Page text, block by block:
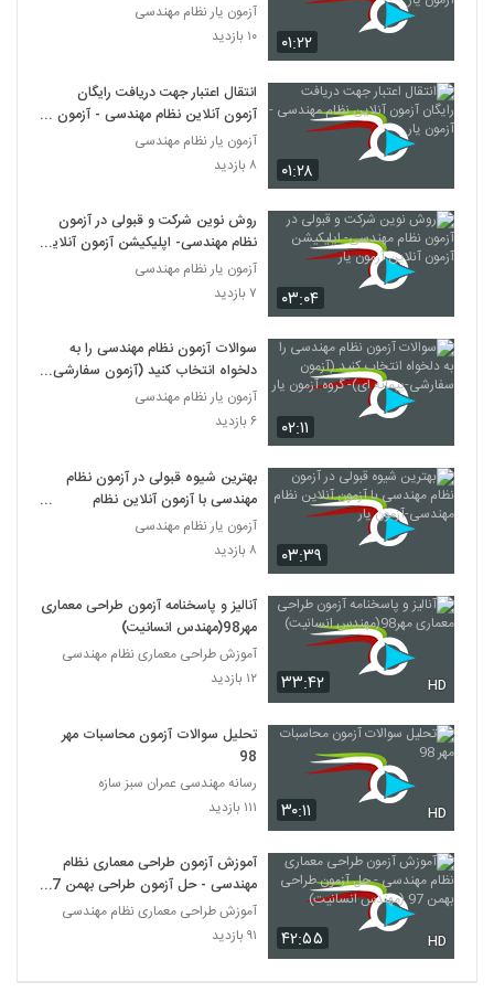
۰۱:۲۲
آزمون یار نظام مهندسی
۱۰ بازدید
۰۱:۲۸
انتقال اعتبار جهت دریافت رایگان
آزمون آنلاین نظام مهندسی - آزمون
یار
آزمون یار نظام مهندسی
۸ بازدید
۰۳:۰۴
روش نوین شرکت و قبولی در آزمون
نظام مهندسی- اپلیکیشن آزمون آنلاین
آزمون یار
آزمون یار نظام مهندسی
۷ بازدید
۰۲:۱۱
سوالات آزمون نظام مهندسی را به
دلخواه انتخاب کنید (آزمون سفارشی-
پیمانه ای)- گروه آزمون یار
آزمون یار نظام مهندسی
۶ بازدید
۰۳:۳۹
بهترین شیوه قبولی در آزمون نظام
مهندسی با آزمون آنلاین نظام
مهندسی-آزمون یار
آزمون یار نظام مهندسی
۸ بازدید
۳۳:۴۲ HD
آنالیز و پاسخنامه آزمون طراحی معماری
مهر98(مهندس انسانیت)
آموزش طراحی معماری نظام مهندسی
۱۲ بازدید
۳۰:۱۱ HD
تحلیل سوالات آزمون محاسبات مهر
98
رسانه مهندسی عمران سبز سازه
۱۱۱ بازدید
۴۲:۵۵ HD
آموزش آزمون طراحی معماری نظام
مهندسی - حل آزمون طراحی بهمن 97
(مهندس انسانیت)
آموزش طراحی معماری نظام مهندسی
۹۱ بازدید